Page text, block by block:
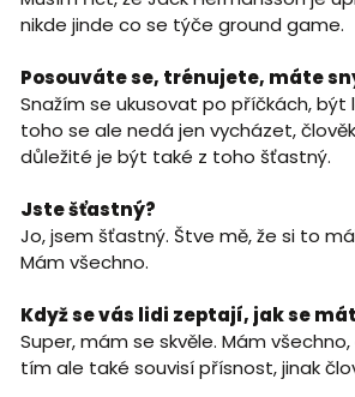
nikde jinde co se týče ground game.
Posouváte se, trénujete, máte
Snažím se ukusovat po příčkách, být
toho se ale nedá jen vycházet,
důležité je být také z toho šťastný.
Jste šťastný?
Jo, jsem šťastný. Štve mě, že si to
Mám všechno.
Když se vás lidi zeptají, jak se
Super, mám se skvěle. Mám
tím ale také souvisí přísnost, jinak